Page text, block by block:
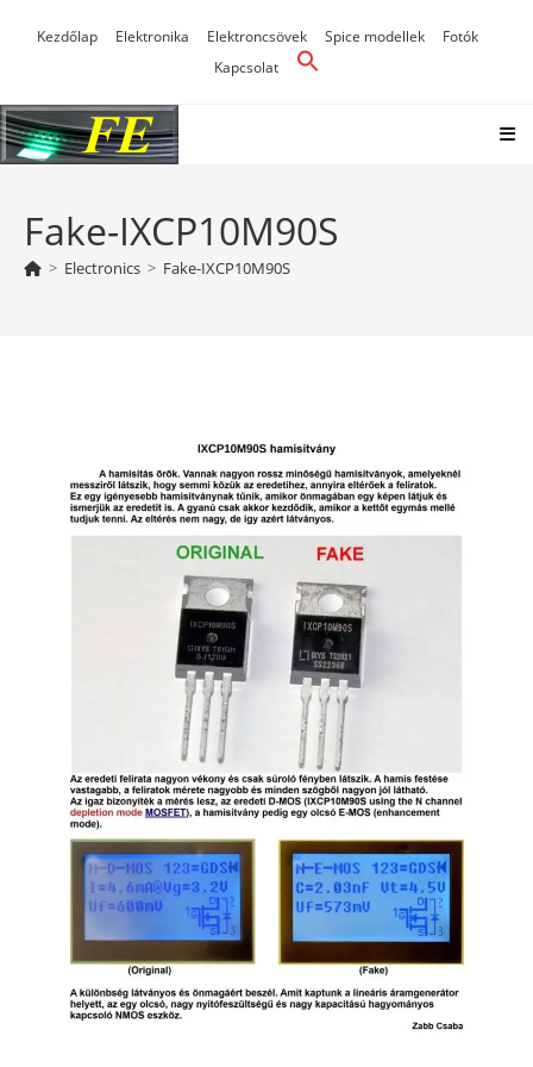
Kezdőlap Elektronika Elektroncsövek Spice modellek
Fotók
Kapcsolat
Fake-IXCP10M90S
> Electronics > Fake-IXCP10M90S